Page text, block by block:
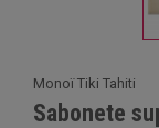
Monoï Tiki Tahiti
Sabonete